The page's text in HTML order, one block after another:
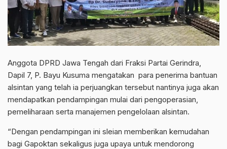
Anggota DPRD Jawa Tengah dari Fraksi Partai Gerindra,
Dapil 7, P. Bayu Kusuma mengatakan para penerima bantuan
alsintan yang telah ia perjuangkan tersebut nantinya juga akan
mendapatkan pendampingan mulai dari pengoperasian,
pemeliharaan serta manajemen pengelolaan alsintan.
“Dengan pendampingan ini sleian memberikan kemudahan
bagi Gapoktan sekaligus juga upaya untuk mendorong